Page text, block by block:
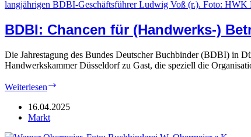
BDBI: Chancen für (Handwerks-)
Die Jahrestagung des Bundes Deutscher Buchbinder (BDBI) in
Handwerkskammer Düsseldorf zu Gast, die speziell die
Weiterlesen
für
16.04.2025
Markt